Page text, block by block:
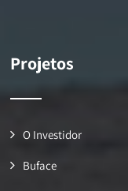
Projetos
O Investidor
Buface